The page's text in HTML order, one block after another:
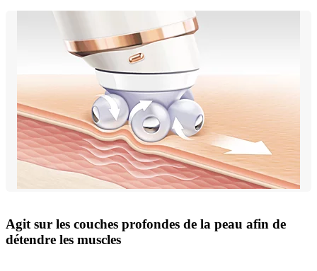
Agit sur les couches profondes de la peau afin de
détendre les muscles